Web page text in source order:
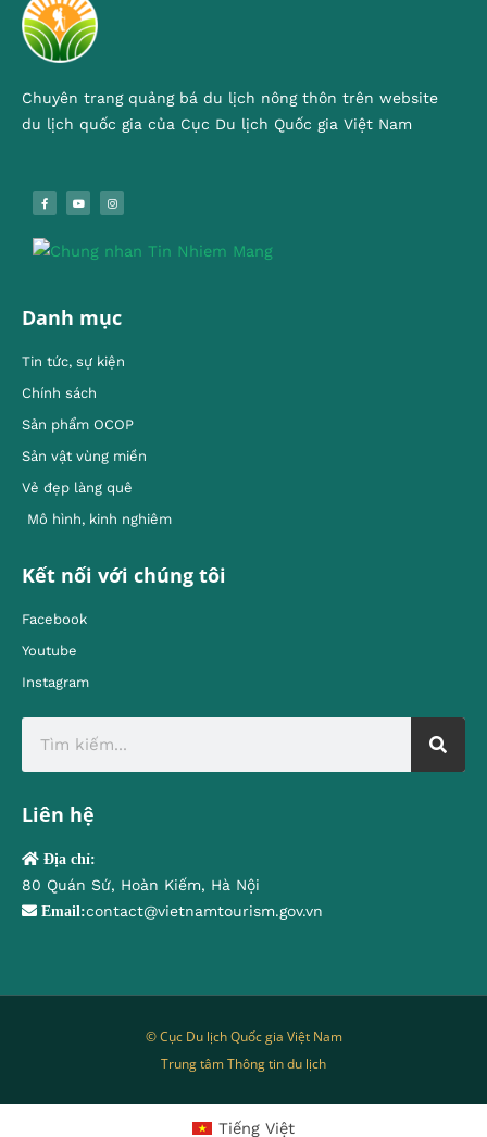
Chuyên trang quảng bá du lịch nông thôn trên website
du lịch quốc gia của Cục Du lịch Quốc gia Việt Nam
Danh mục
Tin tức, sự kiện
Chính sách
Sản phẩm OCOP
Sản vật vùng miền
Vẻ đẹp làng quê
Mô hình, kinh nghiêm
Kết nối với chúng tôi
Facebook
Youtube
Instagram
Liên hệ
Địa chỉ:
80 Quán Sứ, Hoàn Kiếm, Hà Nội
Email:contact@vietnamtourism.gov.vn
© Cục Du lịch Quốc gia Việt Nam
Trung tâm Thông tin du lịch
Tiếng Việt